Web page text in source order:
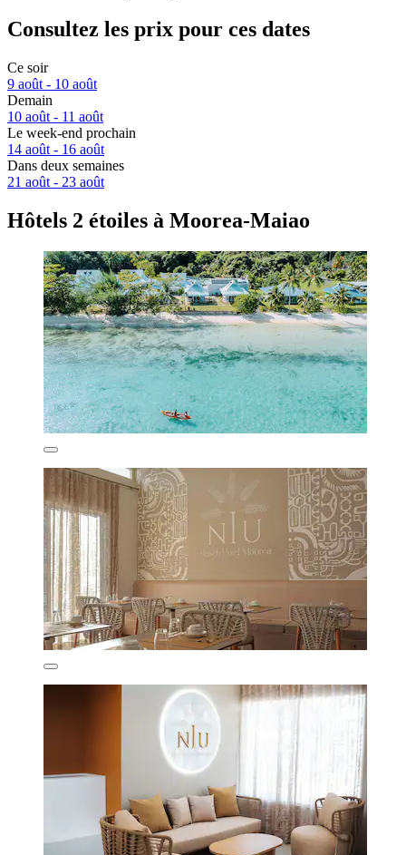
Consultez les prix pour ces dates
Ce soir
9 août - 10 août
Demain
10 août - 11 août
Le week-end prochain
14 août - 16 août
Dans deux semaines
21 août - 23 août
Hôtels 2 étoiles à Moorea-Maiao